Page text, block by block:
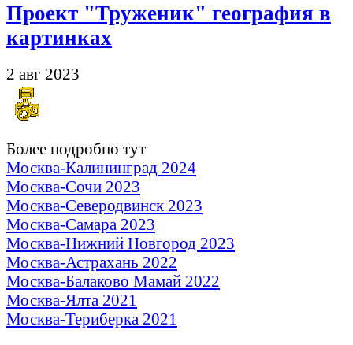
Проект "Труженик" география в
картинках
2 авг 2023
Более подробно тут
Москва-Калининград 2024
Москва-Сочи 2023
Москва-Северодвинск 2023
Москва-Самара 2023
Москва-Нижний Новгород 2023
Москва-Астрахань 2022
Москва-Балаково Мамай 2022
Москва-Ялта 2021
Москва-Териберка 2021